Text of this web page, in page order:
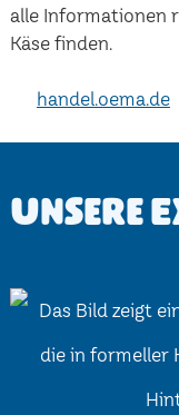
alle Informationen
Käse finden.
handel.oema.de
Unsere